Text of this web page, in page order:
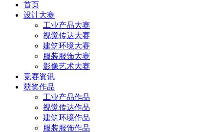
首页
设计大赛
工业产品大赛
视觉传达大赛
建筑环境大赛
服装服饰大赛
影像艺术大赛
竞赛资讯
获奖作品
工业产品作品
视觉传达作品
建筑环境作品
服装服饰作品